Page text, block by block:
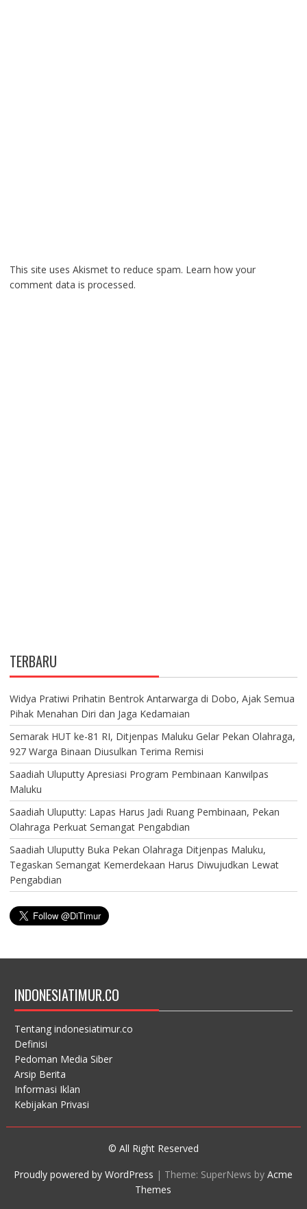
This site uses Akismet to reduce spam. Learn how your
comment data is processed.
TERBARU
Widya Pratiwi Prihatin Bentrok Antarwarga di Dobo, Ajak Semua
Pihak Menahan Diri dan Jaga Kedamaian
Semarak HUT ke-81 RI, Ditjenpas Maluku Gelar Pekan Olahraga,
927 Warga Binaan Diusulkan Terima Remisi
Saadiah Uluputty Apresiasi Program Pembinaan Kanwilpas
Maluku
Saadiah Uluputty: Lapas Harus Jadi Ruang Pembinaan, Pekan
Olahraga Perkuat Semangat Pengabdian
Saadiah Uluputty Buka Pekan Olahraga Ditjenpas Maluku,
Tegaskan Semangat Kemerdekaan Harus Diwujudkan Lewat
Pengabdian
INDONESIATIMUR.CO
Tentang indonesiatimur.co
Definisi
Pedoman Media Siber
Arsip Berita
Informasi Iklan
Kebijakan Privasi
© All Right Reserved
Proudly powered by WordPress | Theme: SuperNews byAcme
Themes